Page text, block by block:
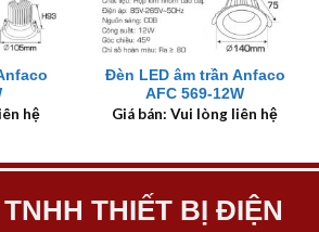
hệ
Đèn LED âm trần Anfaco
AFC 569-12W
Giá bán: Vui lòng liên hệ
THIẾT BỊ ĐIỆN